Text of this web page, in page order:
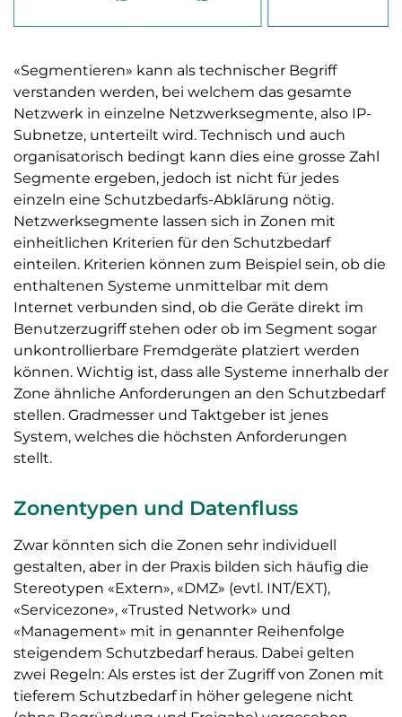
«Segmentieren» kann als technischer Begriff
verstanden werden, bei welchem das gesamte
Netzwerk in einzelne Netzwerksegmente, also IP-
Subnetze, unterteilt wird. Technisch und auch
organisatorisch bedingt kann dies eine grosse Zahl
Segmente ergeben, jedoch ist nicht für jedes
einzeln eine Schutzbedarfs-Abklärung nötig.
Netzwerksegmente lassen sich in Zonen mit
einheitlichen Kriterien für den Schutzbedarf
einteilen. Kriterien können zum Beispiel sein, ob die
enthaltenen Systeme unmittelbar mit dem
Internet verbunden sind, ob die Geräte direkt im
Benutzerzugriff stehen oder ob im Segment sogar
unkontrollierbare Fremdgeräte platziert werden
können. Wichtig ist, dass alle Systeme innerhalb der
Zone ähnliche Anforderungen an den Schutzbedarf
stellen. Gradmesser und Taktgeber ist jenes
System, welches die höchsten Anforderungen
stellt.
Zonentypen und Datenfluss
Zwar könnten sich die Zonen sehr individuell
gestalten, aber in der Praxis bilden sich häufig die
Stereotypen «Extern», «DMZ» (evtl. INT/EXT),
«Servicezone», «Trusted Network» und
«Management» mit in genannter Reihenfolge
steigendem Schutzbedarf heraus. Dabei gelten
zwei Regeln: Als erstes ist der Zugriff von Zonen mit
tieferem Schutzbedarf in höher gelegene nicht